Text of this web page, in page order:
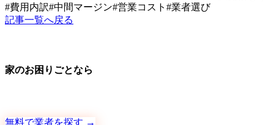
#費用内訳#中間マージン#営業コスト #業者選び
記事一覧へ戻る
家のお困りごとなら
無料で業者を探す →